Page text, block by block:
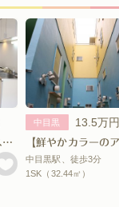
【コンパクトスペース三重奏。】
中目黒 13.5万円
中目黒駅、徒歩3分
1SK（32.44㎡）